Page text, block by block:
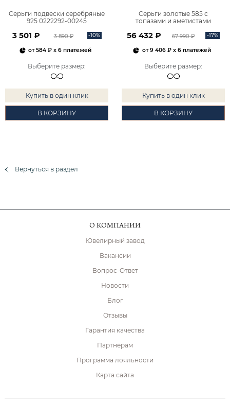
Серьги подвески серебряные
925 0222292-00245
3 501 ₽ 3 890 ₽ -10%
от584 ₽ x 6 платежей
Выберите размер:
Купить в один клик
В КОРЗИНУ
Серьги золотые 585 с
топазами и аметистами
56 432 ₽ 67 990 ₽ -17%
от9 406 ₽x 6 платежей
Выберите размер:
Купить в один клик
В КОРЗИНУ
Вернуться в раздел
О КОМПАНИИ
Ювелирный завод
Вакансии
Вопрос-Ответ
Новости
Блог
Отзывы
Гарантия качества
Партнёрам
Программа лояльности
Карта сайта